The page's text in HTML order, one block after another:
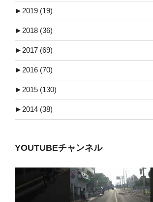
► 2019 (19)
► 2018 (36)
► 2017 (69)
► 2016 (70)
► 2015 (130)
► 2014 (38)
YOUTUBEチャンネル